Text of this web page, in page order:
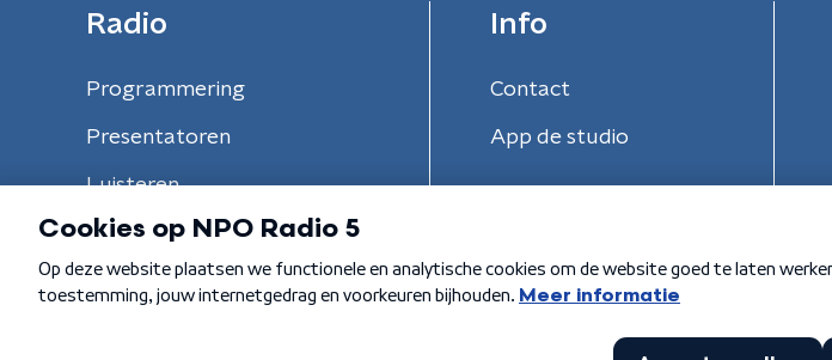
Radio
Programmering
Presentatoren
Luisteren
Info
Contact
App de studio
Algemene voorwaarden Privacybeleid